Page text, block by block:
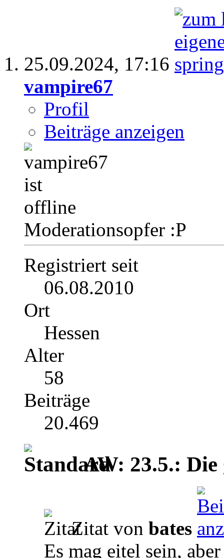
25.09.2024, 17:16
vampire67
Profil
Beiträge anzeigen
Moderationsopfer :P
Registriert seit
06.08.2010
Ort
Hessen
Alter
58
Beiträge
20.469
AW: 23.5.: Die
Zitat von bates
Es mag eitel sein,